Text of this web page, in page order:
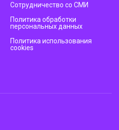
Сотрудничество со СМИ
Политика обработки
персональных данных
Политика использования
cookies